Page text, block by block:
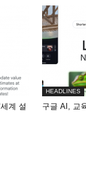
계 설
HEADLINES
구글 AI, 교